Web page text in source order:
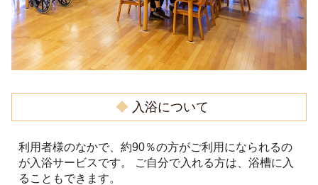
◆ 入浴について
利用者様のなかで、約90％の方がご利用になられるの
が入浴サービスです。 ご自分で入れる方は、浴槽に入
ることもできます。